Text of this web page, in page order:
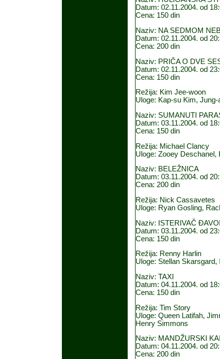
Datum: 02.11.2004. od
Cena: 150 din
Naziv: NA SEDMOM
Datum: 02.11.2004. od
Cena: 200 din
Naziv: PRIČA O DVE
Datum: 02.11.2004. od
Cena: 150 din
Režija: Kim Jee-woon
Uloge: Kap-su Kim,
Naziv: SUMANUTI
Datum: 03.11.2004. od
Cena: 150 din
Režija: Michael Clancy
Uloge: Zooey
Naziv: BELEŽNICA
Datum: 03.11.2004. od
Cena: 200 din
Režija: Nick Cassavetes
Uloge: Ryan Gosling,
Naziv: ISTERIVAČ
Datum: 03.11.2004. od
Cena: 150 din
Režija: Renny Harlin
Uloge: Stellan
Naziv: TAXI
Datum: 04.11.2004. od
Cena: 150 din
Režija: Tim Story
Uloge: Queen Latifah,
Henry Simmons
Naziv: MANDŽURSKI
Datum: 04.11.2004. od
Cena: 200 din